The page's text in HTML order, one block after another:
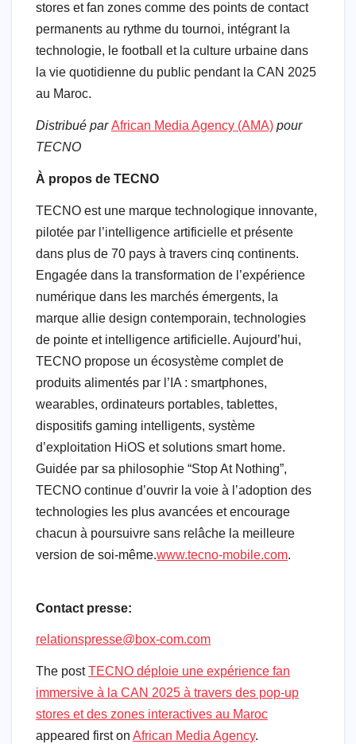
stores et fan zones comme des points de contact
permanents au rythme du tournoi, intégrant la
technologie, le football et la culture urbaine dans
la vie quotidienne du public pendant la CAN 2025
au Maroc.
Distribué parAfrican Media Agency (AMA) pour
TECNO
À propos de TECNO
TECNO est une marque technologique innovante,
pilotée par l’intelligence artificielle et présente
dans plus de 70 pays à travers cinq continents.
Engagée dans la transformation de l’expérience
numérique dans les marchés émergents, la
marque allie design contemporain, technologies
de pointe et intelligence artificielle. Aujourd’hui,
TECNO propose un écosystème complet de
produits alimentés par l’IA : smartphones,
wearables, ordinateurs portables, tablettes,
dispositifs gaming intelligents, système
d’exploitation HiOS et solutions smart home.
Guidée par sa philosophie “Stop At Nothing”,
TECNO continue d’ouvrir la voie à l’adoption des
technologies les plus avancées et encourage
chacun à poursuivre sans relâche la meilleure
version de soi-même.www.tecno-mobile.com.
Contact presse:
relationspresse@box-com.com
The postTECNO déploie une expérience fan
immersive à la CAN 2025 à travers des pop-up
stores et des zones interactives au Maroc
appeared first on African Media Agency.